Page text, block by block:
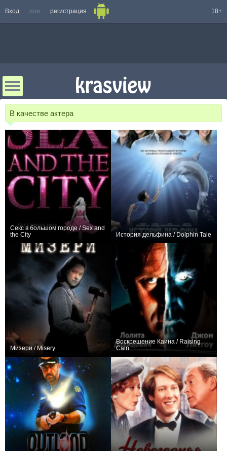
Вход или регистрация 18+
В качестве актера
Секс в большом городе / Sex and
the City
История дельфина / Dolphin Tale
Мизери / Misery
Воскрешение Каина / Raising
Cain